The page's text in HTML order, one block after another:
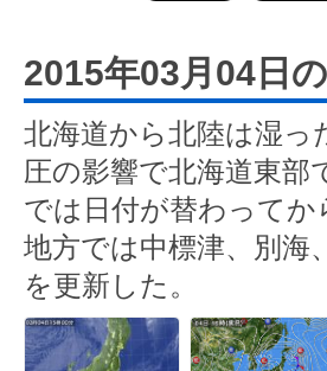
2015年03月04日
北海道から北陸は湿っ
圧の影響で北海道東部
では日付が替わって
地方では中標津、別海
を更新した。